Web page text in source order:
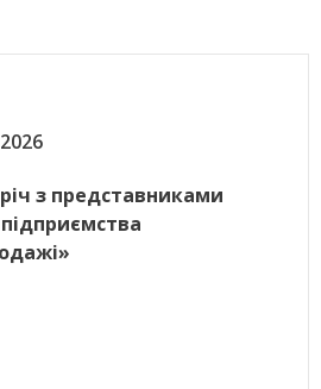
з представниками